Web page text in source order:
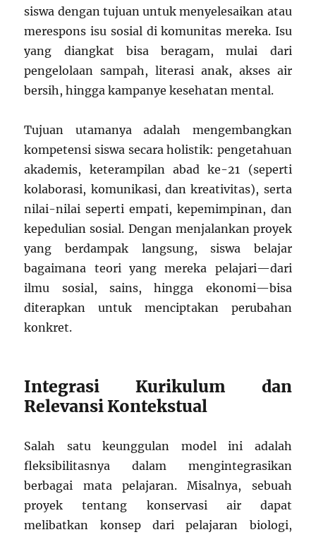
siswa dengan tujuan untuk menyelesaikan atau
merespons isu sosial di komunitas mereka. Isu
yang diangkat bisa beragam, mulai dari
pengelolaan sampah, literasi anak, akses air
bersih, hingga kampanye kesehatan mental.
Tujuan utamanya adalah mengembangkan
kompetensi siswa secara holistik: pengetahuan
akademis, keterampilan abad ke-21 (seperti
kolaborasi, komunikasi, dan kreativitas), serta
nilai-nilai seperti empati, kepemimpinan, dan
kepedulian sosial. Dengan menjalankan proyek
yang berdampak langsung, siswa belajar
bagaimana teori yang mereka pelajari—dari
ilmu sosial, sains, hingga ekonomi—bisa
diterapkan untuk menciptakan perubahan
konkret.
Integrasi Kurikulum dan
Relevansi Kontekstual
Salah satu keunggulan model ini adalah
fleksibilitasnya dalam mengintegrasikan
berbagai mata pelajaran. Misalnya, sebuah
proyek tentang konservasi air dapat
melibatkan konsep dari pelajaran biologi,